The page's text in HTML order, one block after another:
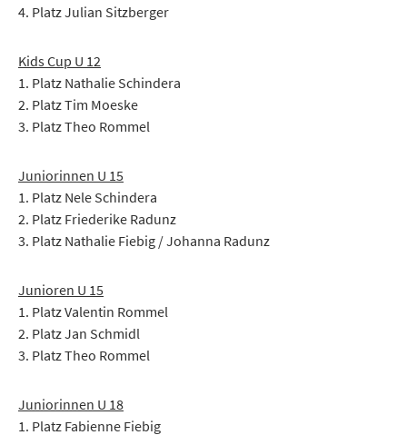
4. Platz Julian Sitzberger
Kids Cup U 12
1. Platz Nathalie Schindera
2. Platz Tim Moeske
3. Platz Theo Rommel
Juniorinnen U 15
1. Platz Nele Schindera
2. Platz Friederike Radunz
3. Platz Nathalie Fiebig / Johanna Radunz
Junioren U 15
1. Platz Valentin Rommel
2. Platz Jan Schmidl
3. Platz Theo Rommel
Juniorinnen U 18
1. Platz Fabienne Fiebig